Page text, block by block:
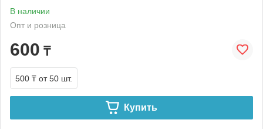
В наличии
Опт и розница
600 ₸
500 ₸ от 50 шт.
Купить